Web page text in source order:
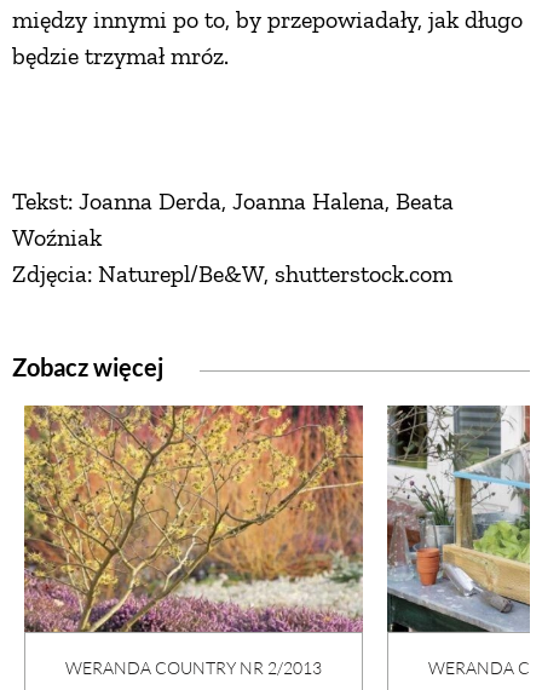
między innymi po to, by przepowiadały, jak długo
będzie trzymał mróz.
Tekst: Joanna Derda, Joanna Halena, Beata
Woźniak
Zdjęcia: Naturepl/Be&W, shutterstock.com
Zobacz więcej
WERANDA COUNTRY NR 2/2013 WERANDA